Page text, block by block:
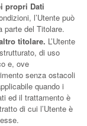
propri Dati
l’Utente può
parte del Titolare.
titolare. L’Utente
di uso
e, ove
senza ostacoli
quando i
ed il trattamento è
di cui l’Utente è